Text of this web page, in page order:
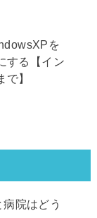
を
する【イン
】
院はどう